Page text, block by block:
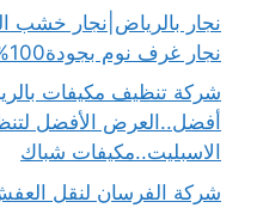
نجار غرف نوم بجودة100%اتصل بنا
شركة تنظيف مكيفات
أفضل..العرض الأفضل
الاسبليت..مكيفات شباك
شركة الفرسان لنقل